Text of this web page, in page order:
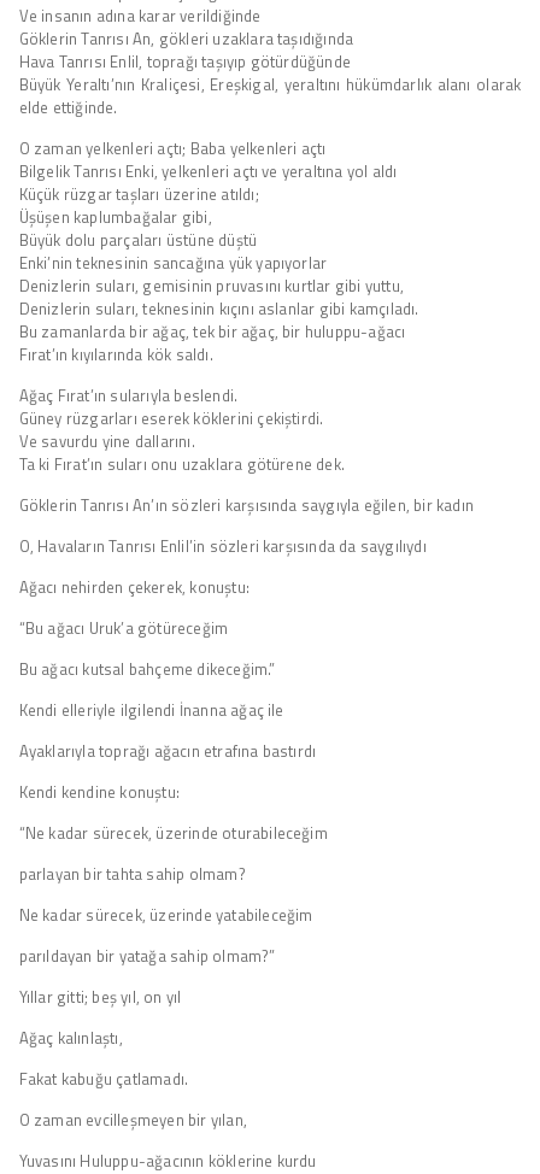
Ve insanın adına karar verildiğinde
Göklerin Tanrısı An, gökleri uzaklara taşıdığında
Hava Tanrısı Enlil, toprağı taşıyıp götürdüğünde
Büyük Yeraltı’nın Kraliçesi, Ereşkigal, yeraltını hükümdarlık alanı olarak
elde ettiğinde.
O zaman yelkenleri açtı; Baba yelkenleri açtı
Bilgelik Tanrısı Enki, yelkenleri açtı ve yeraltına yol aldı
Küçük rüzgar taşları üzerine atıldı;
Üşüşen kaplumbağalar gibi,
Büyük dolu parçaları üstüne düştü
Enki’nin teknesinin sancağına yük yapıyorlar
Denizlerin suları, gemisinin pruvasını kurtlar gibi yuttu,
Denizlerin suları, teknesinin kıçını aslanlar gibi kamçıladı.
Bu zamanlarda bir ağaç, tek bir ağaç, bir huluppu-ağacı
Fırat’ın kıyılarında kök saldı.
Ağaç Fırat’ın sularıyla beslendi.
Güney rüzgarları eserek köklerini çekiştirdi.
Ve savurdu yine dallarını.
Ta ki Fırat’ın suları onu uzaklara götürene dek.
Göklerin Tanrısı An’ın sözleri karşısında saygıyla eğilen, bir kadın
O, Havaların Tanrısı Enlil’in sözleri karşısında da saygılıydı
Ağacı nehirden çekerek, konuştu:
“Bu ağacı Uruk’a götüreceğim
Bu ağacı kutsal bahçeme dikeceğim.”
Kendi elleriyle ilgilendi İnanna ağaç ile
Ayaklarıyla toprağı ağacın etrafına bastırdı
Kendi kendine konuştu:
“Ne kadar sürecek, üzerinde oturabileceğim
parlayan bir tahta sahip olmam?
Ne kadar sürecek, üzerinde yatabileceğim
parıldayan bir yatağa sahip olmam?”
Yıllar gitti; beş yıl, on yıl
Ağaç kalınlaştı,
Fakat kabuğu çatlamadı.
O zaman evcilleşmeyen bir yılan,
Yuvasını Huluppu-ağacının köklerine kurdu